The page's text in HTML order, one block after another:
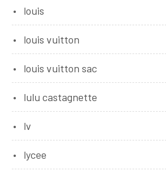
louis
louis vuitton
louis vuitton sac
lulu castagnette
lv
lycee